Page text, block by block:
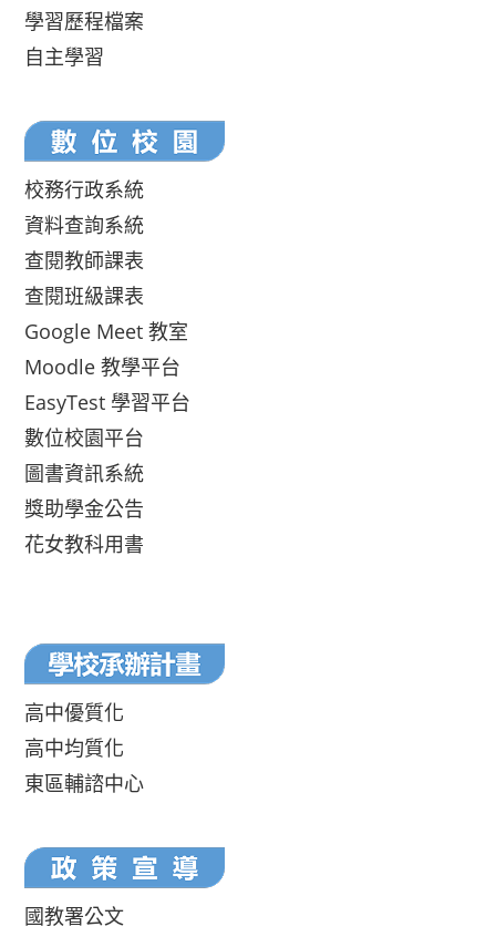
學習歷程檔案
自主學習
校務行政系統
資料查詢系統
查閱教師課表
查閱班級課表
Google Meet 教室
Moodle 教學平台
EasyTest 學習平台
數位校園平台
圖書資訊系統
獎助學金公告
花女教科用書
高中優質化
高中均質化
東區輔諮中心
國教署公文